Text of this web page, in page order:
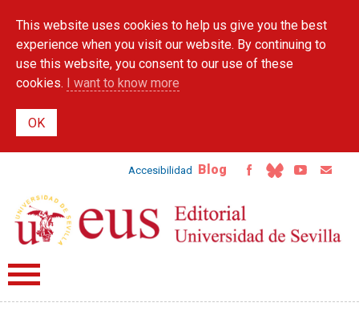
main
content
This website uses cookies to help us give you the best
experience when you visit our website. By continuing to
use this website, you consent to our use of these
cookies. I want to know more
Accesibilidad Blog